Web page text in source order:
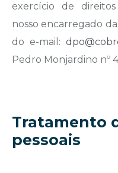
exercício de
nosso encarregado
do e-mail:
Pedro Monjardino nº 4
Tratamento
pessoais